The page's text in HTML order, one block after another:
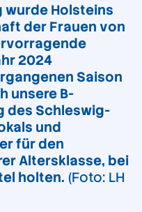
wurde Holsteins
der Frauen von
2024
Saison
unsere B-
des Schleswig-
und
für den
Altersklasse, bei
holten. (Foto: LH